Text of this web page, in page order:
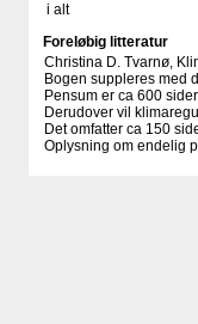
i alt
Foreløbig litteratur
Christina D. Tvarnø,
Bogen suppleres med
Pensum er ca 600 sider
Derudover vil
Det omfatter ca 150
Oplysning om endelig